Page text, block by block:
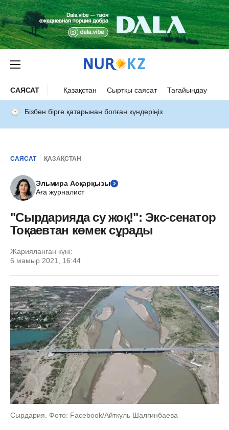
САЯСАТ Қазақстан Сыртқы саясат Тағайындау
Бізбен бірге қатарынан болған күндеріңіз
САЯСАТ ҚАЗАҚСТАН
Эльмира Асқарқызы
Аға журналист
"Сырдарияда су жоқ!": Экс-сенатор
Тоқаевтан көмек сұрады
Жарияланған күні:
6 мамыр 2021, 16:44
Сырдария. Фото: Facebook/Айткуль Шалгинбаева